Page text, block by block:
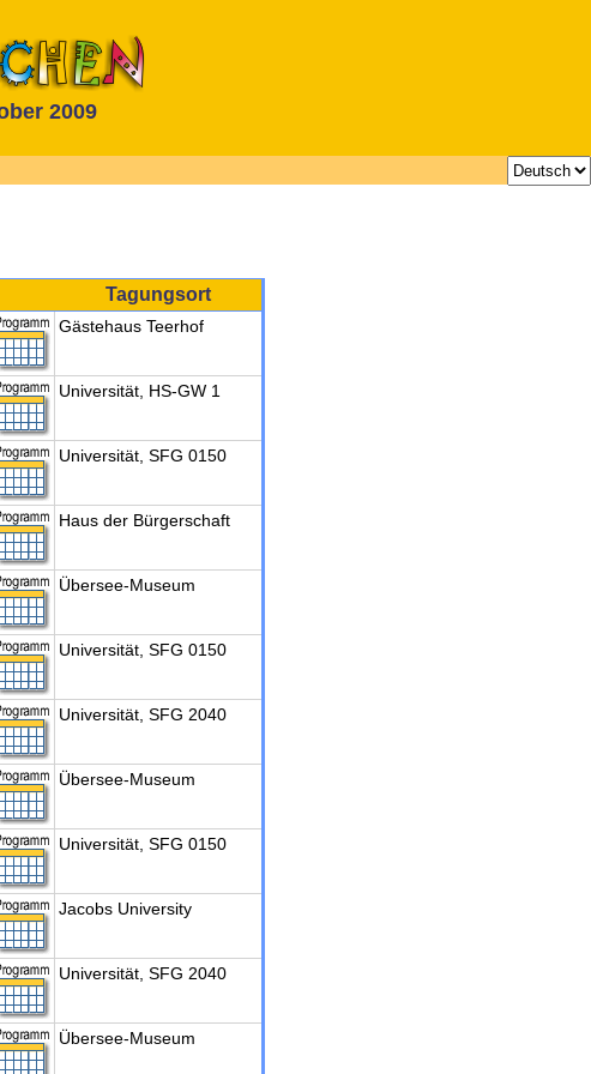
2009
Tagungsort
Gästehaus Teerhof
Universität, HS-GW 1
Universität, SFG 0150
Haus der Bürgerschaft
Übersee-Museum
Universität, SFG 0150
Universität, SFG 2040
Übersee-Museum
Universität, SFG 0150
Jacobs University
Universität, SFG 2040
Übersee-Museum